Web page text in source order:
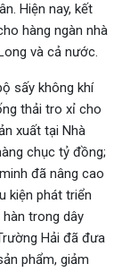
Hiện nay, kết
hàng ngàn nhà
và cả nước.
sấy không khí
thải tro xỉ cho
xuất tại Nhà
chục tỷ đồng;
đã nâng cao
kiện phát triển
trong dây
Hải đã đưa
phẩm, giảm